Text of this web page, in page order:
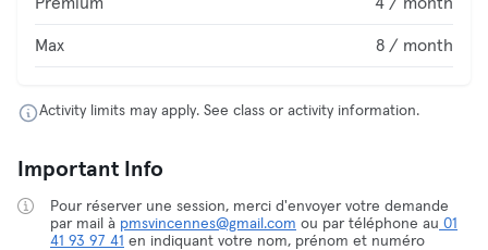
Max 8 / month
Activity limits may apply. See class or activity information.
Important Info
Pour réserver une session, merci d'envoyer votre demande
par mail à pmsvincennes@gmail.com ou par téléphone au 01
41 93 97 41 en indiquant votre nom, prénom et numéro